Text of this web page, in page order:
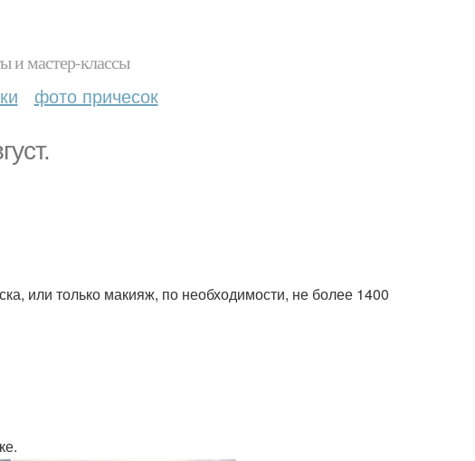
и мастер-классы
фото причесок
или только макияж, по необходимости, не более 1400